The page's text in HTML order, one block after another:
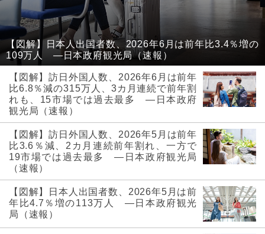
【図解】日本人出国者数、2026年6月は前年比3.4％増の
109万人 ―日本政府観光局（速報）
【図解】訪日外国人数、2026年6月は前年
比6.8％減の315万人、3カ月連続で前年割
れも、15市場では過去最多 ―日本政府
観光局（速報）
【図解】訪日外国人数、2026年5月は前年
比3.6％減、2カ月連続前年割れ、一方で
19市場では過去最多 ―日本政府観光局
（速報）
【図解】日本人出国者数、2026年5月は前
年比4.7％増の113万人 ―日本政府観光
局（速報）